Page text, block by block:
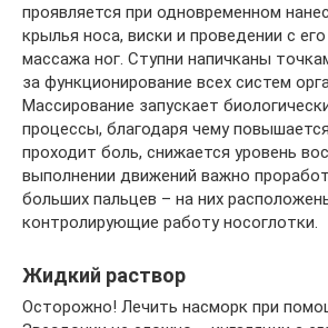
проявляется при одновременном
крылья носа, виски и проведении с
массажа ног. Ступни напичканы
за функционирование всех систем
Массирование запускает
процессы, благодаря чему
проходит боль, снижается уровень
выполнении движений важно
больших пальцев – на них
контролирующие работу носоглотки.
Жидкий раствор
Осторожно! Лечить насморк при